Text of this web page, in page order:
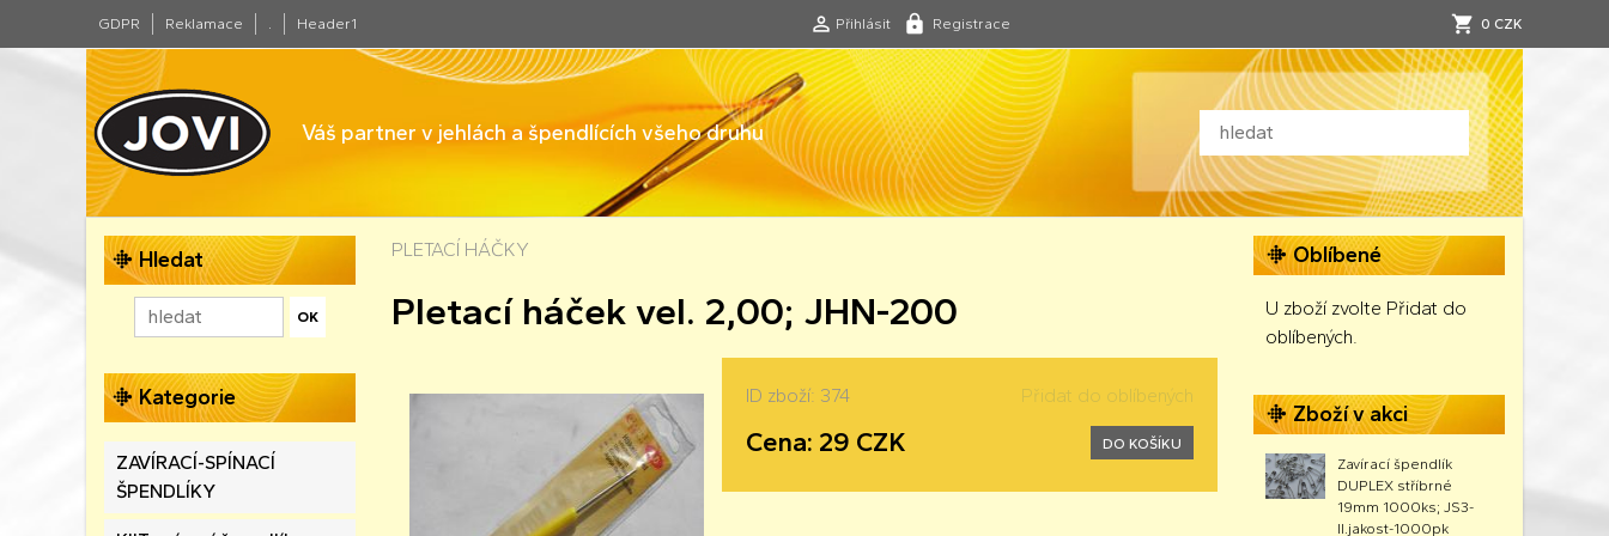
GDPR Reklamace . Header1 Přihlásit Registrace 0 CZK
Váš partner v jehlách a špendlících všeho druhu
Hledat
Kategorie
ZAVÍRACÍ-SPÍNACÍ
ŠPENDLÍKY
PLETACÍ HÁČKY
Pletací háček vel. 2,00; JHN-200
ID zboží: 374 Přidat do oblíbených
Cena: 29 CZK DO KOŠÍKU
Oblíbené
U zboží zvolte Přidat do
oblíbených.
Zboží v akci
Zavírací špendlík
DUPLEX stříbrné
19mm 1000ks; JS3-
II.jakost-1000pk